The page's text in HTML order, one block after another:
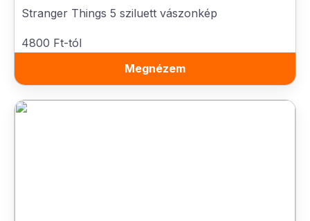
Stranger Things 5 sziluett vászonkép
4800 Ft-tól
Megnézem